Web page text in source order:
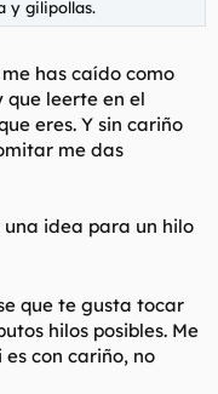
y gilipollas.
has caído como
que leerte en el
eres. Y sin cariño
me das
idea para un hilo
que te gusta tocar
hilos posibles. Me
con cariño, no